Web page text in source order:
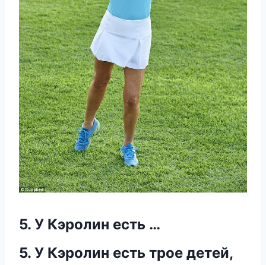
5. У Кэролин есть …
5. У Кэролин есть трое детей,